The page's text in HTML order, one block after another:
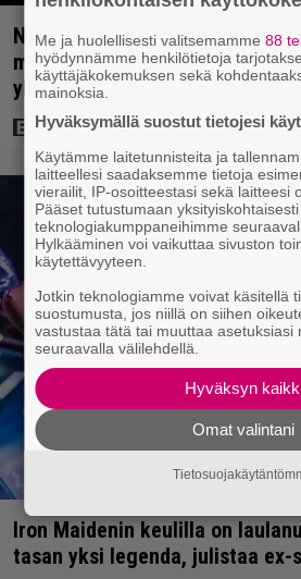
Nyt Netflixissä: Christopher
mysteerileffa – ”Huikean
yllätyskäänteiden sarja”
Iron Maidenin keulilla on
tasan yksi legenda, julistaa ex-
Me ja huolellisesti valitsemamme88
hyödynnämme henkilötietoja
käyttäjäkokemuksen sekä
mainoksia.
Hyväksymällä suostut tietojesi
Käytämme laitetunnisteita ja
laitteellesi saadaksemme tietoja
vierailit, IP-osoitteestasi sekä laitteesi
Pääset tutustumaan
teknologiakumppaneihimme
Hylkääminen voi vaikuttaa sivuston
käytettävyyteen.
Jotkin teknologiamme voivat käsitellä
suostumusta, jos niillä on siihen
vastustaa tätä tai muuttaa asetuksiasi
seuraavalla välilehdellä.
Hyväksyn
Omat valintani